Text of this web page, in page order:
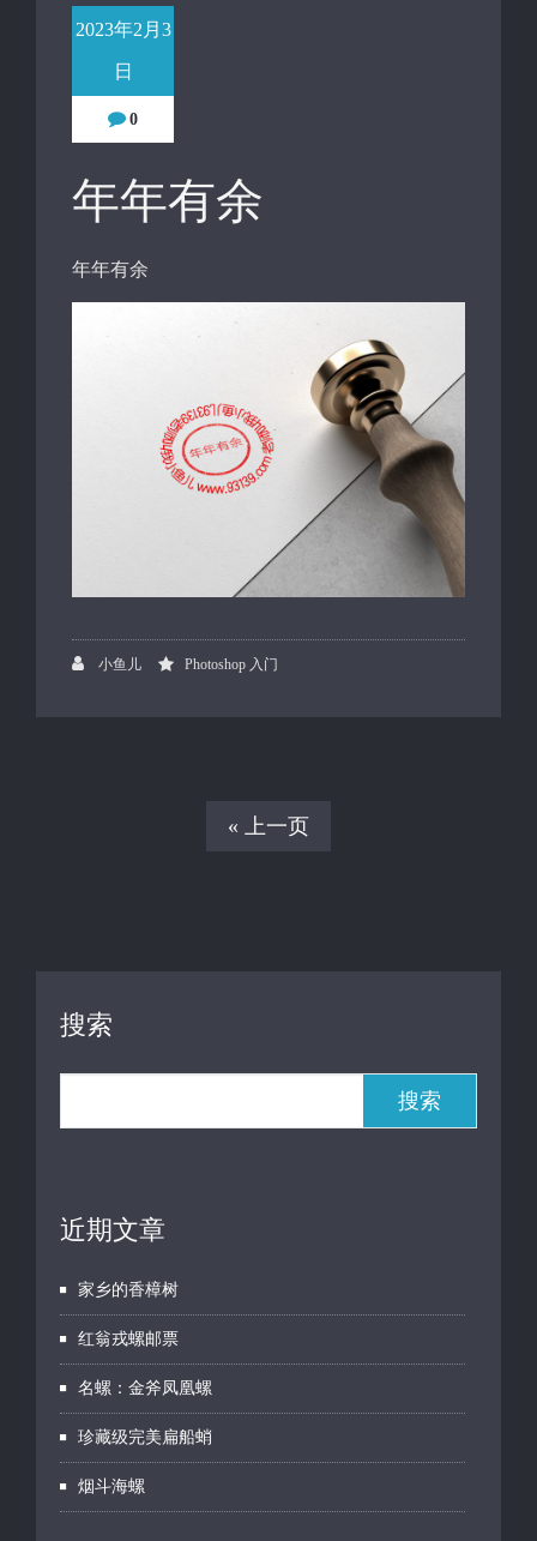
2023年2月3
日
0
年年有余
年年有余
小鱼儿 Photoshop 入门
« 上一页
搜索
搜索
近期文章
家乡的香樟树
红翁戎螺邮票
名螺：金斧凤凰螺
珍藏级完美扁船蛸
烟斗海螺